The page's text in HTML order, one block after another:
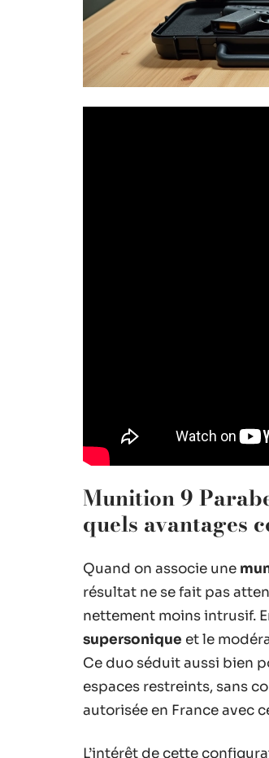
Munition 9
quels avantages
Quand on associe une
résultat ne se fait pas
nettement moins intrusif.
supersonique et le
Ce duo séduit aussi bien
espaces restreints, sans
autorisée en France avec
L’intérêt de cette